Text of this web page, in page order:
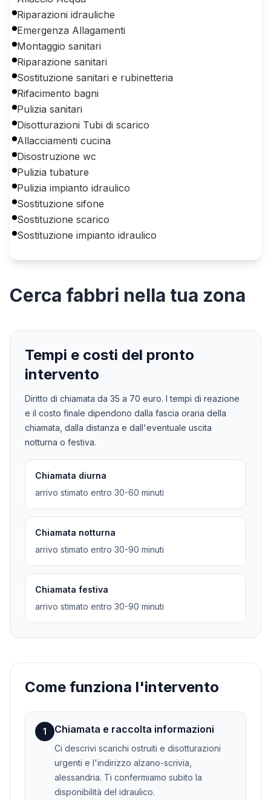
Riparazioni idrauliche
Emergenza Allagamenti
Montaggio sanitari
Riparazione sanitari
Sostituzione sanitari e rubinetteria
Rifacimento bagni
Pulizia sanitari
Disotturazioni Tubi di scarico
Allacciamenti cucina
Disostruzione wc
Pulizia tubature
Pulizia impianto idraulico
Sostituzione sifone
Sostituzione scarico
Sostituzione impianto idraulico
Cerca fabbri nella tua zona
Tempi e costi del pronto
intervento
Diritto di chiamata da 35 a 70 euro. I tempi di reazione
e il costo finale dipendono dalla fascia oraria della
chiamata, dalla distanza e dall'eventuale uscita
notturna o festiva.
Chiamata diurna
arrivo stimato entro 30-60 minuti
Chiamata notturna
arrivo stimato entro 30-90 minuti
Chiamata festiva
arrivo stimato entro 30-90 minuti
Come funziona l'intervento
1 Chiamata e raccolta informazioni
Ci descrivi scarichi ostruiti e disotturazioni
urgenti e l'indirizzo alzano-scrivia,
alessandria. Ti confermiamo subito la
disponibilità del idraulico.